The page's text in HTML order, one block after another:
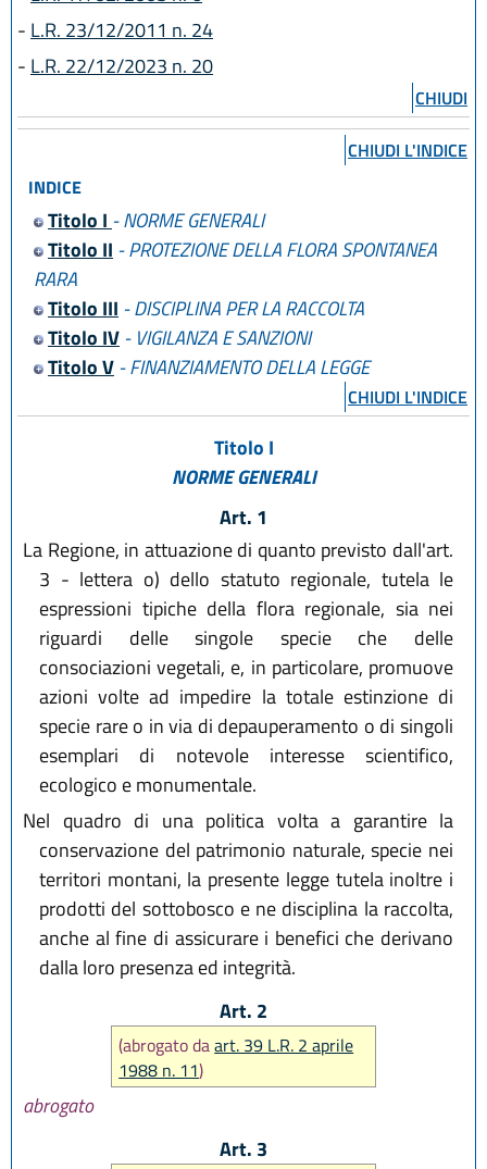
- L.R. 23/12/2011 n. 24
- L.R. 22/12/2023 n. 20
CHIUDI
CHIUDI L'INDICE
INDICE
Titolo I - NORME GENERALI
Titolo II - PROTEZIONE DELLA FLORA SPONTANEA
RARA
Titolo III - DISCIPLINA PER LA RACCOLTA
Titolo IV- VIGILANZA E SANZIONI
Titolo V- FINANZIAMENTO DELLA LEGGE
CHIUDI L'INDICE
Titolo I
NORME GENERALI
Art. 1
La Regione, in attuazione di quanto previsto dall'art.
3 - lettera o) dello statuto regionale, tutela le
espressioni tipiche della flora regionale, sia nei
riguardi delle singole specie che delle
consociazioni vegetali, e, in particolare, promuove
azioni volte ad impedire la totale estinzione di
specie rare o in via di depauperamento o di singoli
esemplari di notevole interesse scientifico,
ecologico e monumentale.
Nel quadro di una politica volta a garantire la
conservazione del patrimonio naturale, specie nei
territori montani, la presente legge tutela inoltre i
prodotti del sottobosco e ne disciplina la raccolta,
anche al fine di assicurare i benefici che derivano
dalla loro presenza ed integrità.
Art. 2
(abrogato daart. 39 L.R. 2 aprile
1988 n. 11)
abrogato
Art. 3